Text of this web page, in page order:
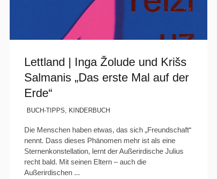
Lettland | Inga Žolude und Krišs
Salmanis „Das erste Mal auf der
Erde“
BUCH-TIPPS, KINDERBUCH
Die Menschen haben etwas, das sich „Freundschaft“
nennt. Dass dieses Phänomen mehr ist als eine
Sternenkonstellation, lernt der Außerirdische Julius
recht bald. Mit seinen Eltern – auch die
Außerirdischen ...